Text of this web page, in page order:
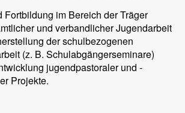
Fortbildung im Bereich der Träger
und verbandlicher Jugendarbeit
der schulbezogenen
(z. B. Schulabgängerseminare)
jugendpastoraler und -
Projekte.